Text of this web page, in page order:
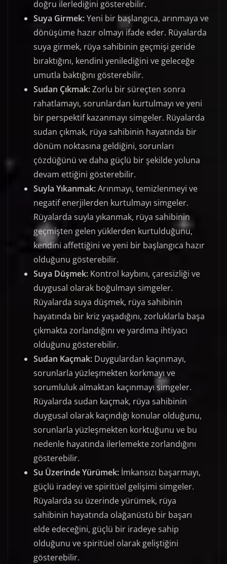
doğru ilerlediğini gösterebilir.
Suya Girmek:Yeni bir başlangıca, arınmaya ve
dönüşüme hazır olmayı ifade eder. Rüyalarda
suya girmek, rüya sahibinin geçmişi geride
bıraktığını, kendini yenilediğini ve geleceğe
umutla baktığını gösterebilir.
Sudan Çıkmak:Zorlu bir süreçten sonra
rahatlamayı, sorunlardan kurtulmayı ve yeni
bir perspektif kazanmayı simgeler. Rüyalarda
sudan çıkmak, rüya sahibinin hayatında bir
dönüm noktasına geldiğini, sorunları
çözdüğünü ve daha güçlü bir şekilde yoluna
devam ettiğini gösterebilir.
Suyla Yıkanmak:Arınmayı, temizlenmeyi ve
negatif enerjilerden kurtulmayı simgeler.
Rüyalarda suyla yıkanmak, rüya sahibinin
geçmişten gelen yüklerden kurtulduğunu,
kendini affettiğini ve yeni bir başlangıca hazır
olduğunu gösterebilir.
Suya Düşmek: Kontrol kaybını, çaresizliği ve
duygusal olarak boğulmayı simgeler.
Rüyalarda suya düşmek, rüya sahibinin
hayatında bir kriz yaşadığını, zorluklarla başa
çıkmakta zorlandığını ve yardıma ihtiyacı
olduğunu gösterebilir.
Sudan Kaçmak: Duygulardan kaçınmayı,
sorunlarla yüzleşmekten korkmayı ve
sorumluluk almaktan kaçınmayı simgeler.
Rüyalarda sudan kaçmak, rüya sahibinin
duygusal olarak kaçındığı konular olduğunu,
sorunlarla yüzleşmekten korktuğunu ve bu
nedenle hayatında ilerlemekte zorlandığını
gösterebilir.
Su Üzerinde Yürümek: İmkansızı başarmayı,
güçlü iradeyi ve spiritüel gelişimi simgeler.
Rüyalarda su üzerinde yürümek, rüya
sahibinin hayatında olağanüstü bir başarı
elde edeceğini, güçlü bir iradeye sahip
olduğunu ve spiritüel olarak geliştiğini
gösterebilir.